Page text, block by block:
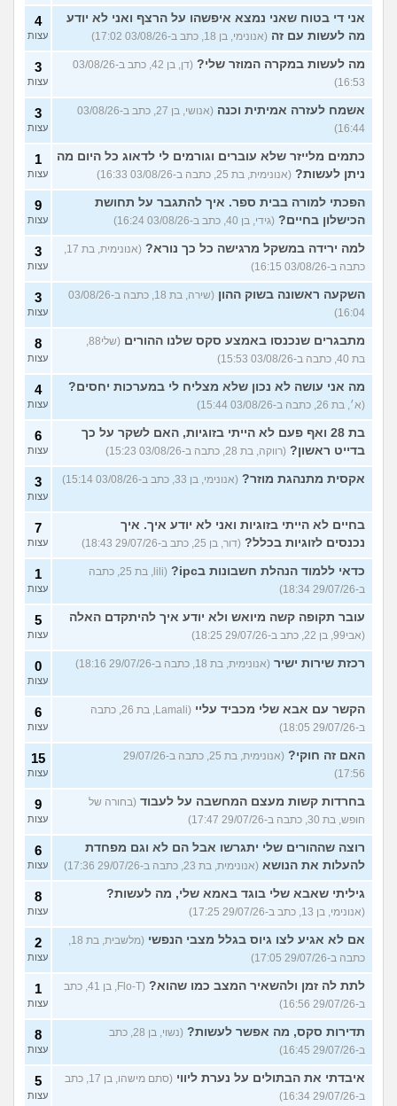
אני די בטוח שאני נמצא איפשהו על הרצף ואני לא יודע
מה לעשות עם זה (אנונימי, בן 18, כתב ב-03/08/26 17:02)
4
עצות
מה לעשות במקרה המוזר שלי?
(דן, בן 42, כתב ב-03/08/26
16:53)
3
עצות
אשמח לעזרה אמיתית וכנה
(אנושי, בן 27, כתב ב-03/08/26
16:44)
3
עצות
כתמים מלייזר שלא עוברים וגורמים לי לדאוג כל היום מה
ניתן לעשות? (אנונימית, בת 25, כתבה ב-03/08/26 16:33)
1
עצות
הפכתי למורה בבית ספר. איך להתגבר על תחושת
הכישלון בחיים? (גידי, בן 40, כתב ב-03/08/26 16:24)
9
עצות
למה ירידה במשקל מרגישה כל כך נורא?
כתבה ב-03/08/26 16:15)
3
עצות
השקעה ראשונה בשוק ההון
(שירה, בת 18, כתבה ב-03/08/26
16:04)
3
עצות
מתבגרים שנכנסו באמצע סקס שלנו ההורים
בת 40, כתבה ב-03/08/26 15:53)
8
עצות
מה אני עושה לא נכון שלא מצליח לי במערכות יחסים?
(א׳, בת 26, כתבה ב-03/08/26 15:44)
4
עצות
בת 28 ואף פעם לא הייתי בזוגיות, האם לשקר על כך
בדייט ראשון? (רווקה, בת 28, כתבה ב-03/08/26 15:23)
6
עצות
אקסית מתנהגת מוזר? (אנונימי, בן 33, כתב ב-03/08/26 15:14) 3
עצות
בחיים לא הייתי בזוגיות ואני לא יודע איך. איך
נכנסים לזוגיות בכלל? (דור, בן 25, כתב ב-29/07/26 18:43)
7
עצות
כדאי ללמוד הנהלת חשבונות בipc?
(lili, בת 25, כתבה
ב-29/07/26 18:34)
1
עצות
עובר תקופה קשה מיואש ולא יודע איך להיתקדם האלה
(אבי99, בן 22, כתב ב-29/07/26 18:25)
5
עצות
רכזת שירות ישיר (אנונימית, בת 18, כתבה ב-29/07/26 18:16) 0
עצות
הקשר עם אבא שלי מכביד עליי
(Lamali, בת 26, כתבה
ב-29/07/26 18:05)
6
עצות
האם זה חוקי?
(אנונימית, בת 25, כתבה ב-29/07/26
17:56)
15
עצות
בחרדות קשות מעצם המחשבה על לעבוד (בחורה של
חופש, בת 30, כתבה ב-29/07/26 17:47)
9
עצות
רוצה שההורים שלי יתגרשו אבל הם לא וגם מפחדת
להעלות את הנושא (אנונימית, בת 23, כתבה ב-29/07/26 17:36)
6
עצות
גיליתי שאבא שלי בוגד באמא שלי, מה לעשות?
(אנונימי, בן 13, כתב ב-29/07/26 17:25)
8
עצות
אם לא אגיע לצו גיוס בגלל מצבי הנפשי
כתבה ב-29/07/26 17:05)
2
עצות
לתת לה זמן ולהשאיר המצב כמו שהוא?
(Flo-T, בן 41, כתב
ב-29/07/26 16:56)
1
עצות
תדירות סקס, מה אפשר לעשות?
(נשוי, בן 28, כתב
ב-29/07/26 16:45)
8
עצות
איבדתי את הבתולים על נערת ליווי
(סתם מישהו, בן 17, כתב
ב-29/07/26 16:34)
5
עצות